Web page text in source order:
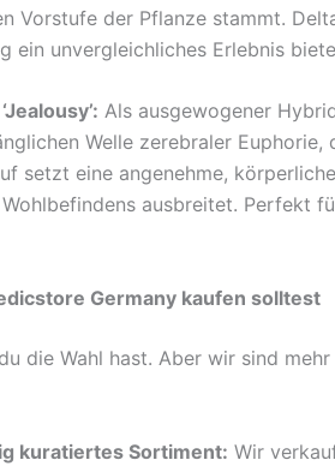
Vorstufe der Pflanze stammt.
ein unvergleichliches Erlebnis
Als ausgewogener
Welle zerebraler
setzt eine angenehme,
ausbreitet. Perfekt
Germany kaufen solltest
die Wahl hast. Aber wir sind
kuratiertes Sortiment: Wir